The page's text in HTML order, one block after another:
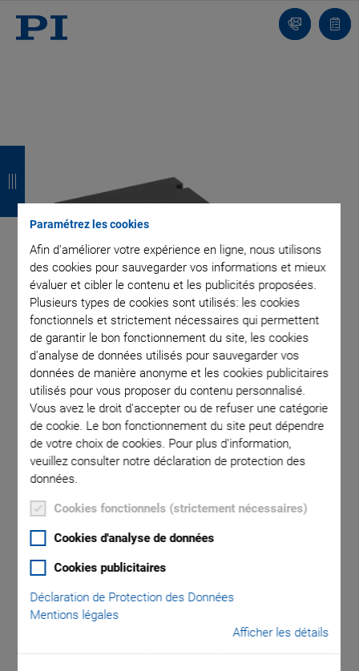
Paramétrez les cookies
Afin d'améliorer votre expérience en ligne, nous utilisons
des cookies pour sauvegarder vos informations et mieux
évaluer et cibler le contenu et les publicités proposées.
Plusieurs types de cookies sont utilisés: les cookies
fonctionnels et strictement nécessaires qui permettent
de garantir le bon fonctionnement du site, les cookies
d'analyse de données utilisés pour sauvegarder vos
données de manière anonyme et les cookies publicitaires
utilisés pour vous proposer du contenu personnalisé.
Vous avez le droit d'accepter ou de refuser une catégorie
de cookie. Le bon fonctionnement du site peut dépendre
de votre choix de cookies. Pour plus d'information,
veuillez consulter notre déclaration de protection des
données.
Cookies fonctionnels (strictement nécessaires)
Cookies d'analyse de données
Cookies publicitaires
Déclaration de Protection des Données
Mentions légales
Afficher les détails
Contact
NOUVEAU
V-857.TTx Motion
Platform for V-857
Positioners
t
o
u
r
t
o
u
r
t
o
u
r
t
o
u
r